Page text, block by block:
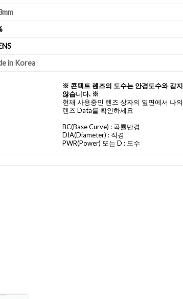
in Korea
※ 콘택트 렌즈의 도수는 안경도수와 같지
않습니다. ※
현재 사용중인 렌즈 상자의 옆면에서 나의
렌즈 Data를 확인하세요
BC(Base Curve) : 곡률반경
DIA(Diameter) : 직경
PWR(Power) 또는 D : 도수